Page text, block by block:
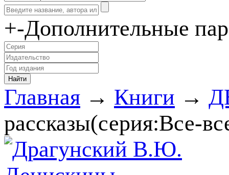
+-Дополнительные
Главная → Книги →
рассказы(серия:Все-